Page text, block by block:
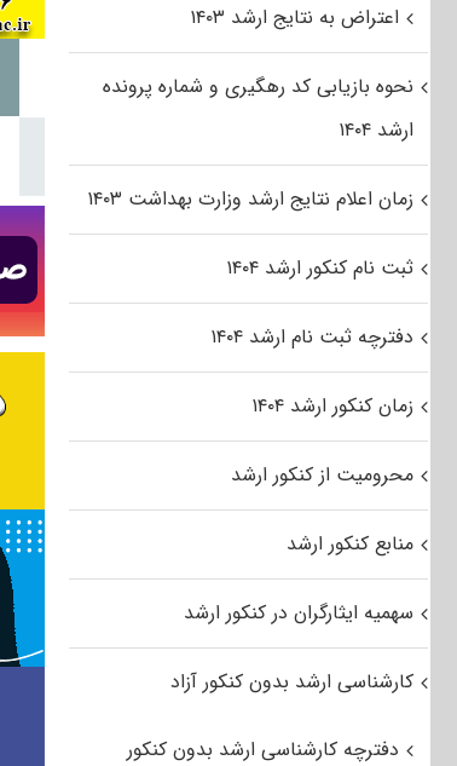
اعتراض به نتایج ارشد ۱۴۰۳
نحوه بازیابی کد رهگیری و شماره پرونده
ارشد ۱۴۰۴
زمان اعلام نتایج ارشد وزارت بهداشت ۱۴۰۳
ثبت نام کنکور ارشد ۱۴۰۴
دفترچه ثبت نام ارشد ۱۴۰۴
زمان کنکور ارشد ۱۴۰۴
محرومیت از کنکور ارشد
منابع کنکور ارشد
سهمیه ایثارگران در کنکور ارشد
کارشناسی ارشد بدون کنکور آزاد
دفترچه کارشناسی ارشد بدون کنکور